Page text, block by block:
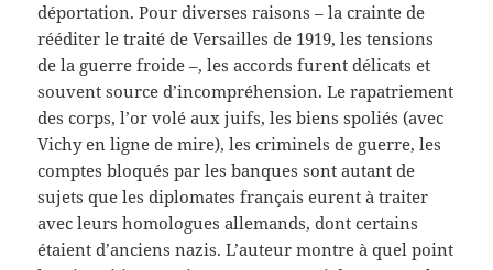
déportation. Pour diverses raisons – la crainte de
rééditer le traité de Versailles de 1919, les tensions
de la guerre froide –, les accords furent délicats et
souvent source d’incompréhension. Le rapatriement
des corps, l’or volé aux juifs, les biens spoliés (avec
Vichy en ligne de mire), les criminels de guerre, les
comptes bloqués par les banques sont autant de
sujets que les diplomates français eurent à traiter
avec leurs homologues allemands, dont certains
étaient d’anciens nazis. L’auteur montre à quel point